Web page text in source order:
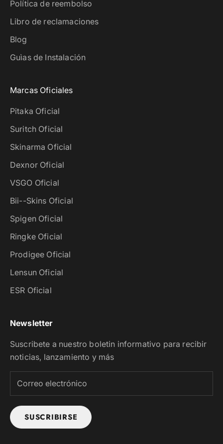
Política de reembolso
Libro de reclamaciones
Blog
Guìas de Instalación
Marcas Oficiales
Pitaka Oficial
Suritch Oficial
Skinarma Oficial
Dexnor Oficial
VSGO Oficial
Bii--Skins Oficial
Spigen Oficial
Ringke Oficial
Prodigee Oficial
Lensun Oficial
ESR Oficial
Newsletter
Suscribete a nuestro boletin informativo para recibir
noticias, lanzamiento y más
SUSCRIBIRSE